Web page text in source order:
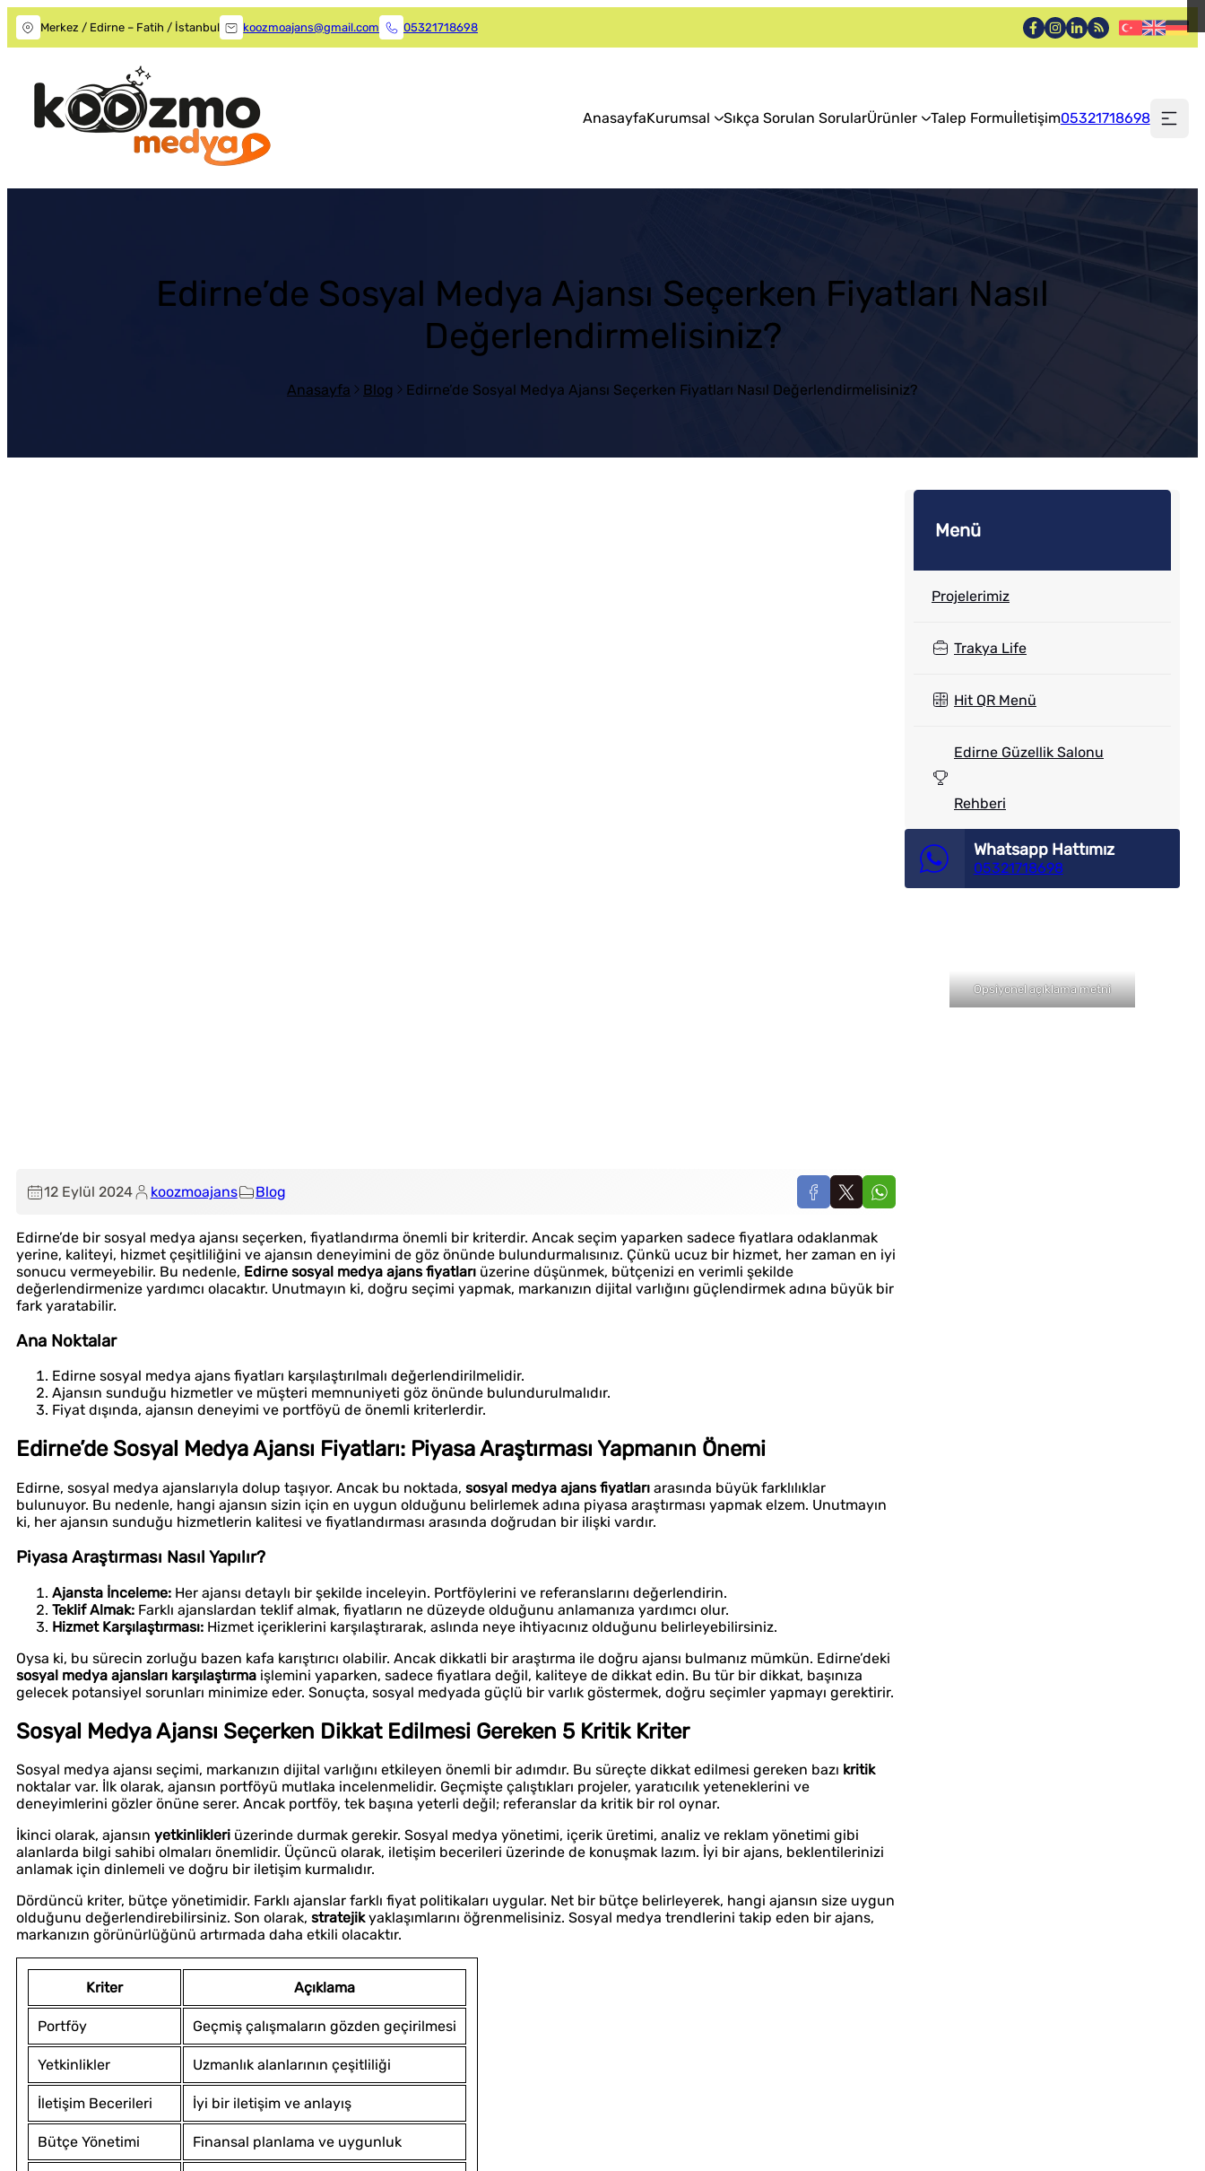
Merkez / Edirne – Fatih / İstanbul koozmoajans@gmail.com 05321718698
AnasayfaKurumsal Sıkça Sorulan SorularÜrünler Talep Formuİletişim05321718698
Edirne’de Sosyal Medya Ajansı Seçerken Fiyatları Nasıl
Değerlendirmelisiniz?
Anasayfa Blog Edirne’de Sosyal Medya Ajansı Seçerken Fiyatları Nasıl Değerlendirmelisiniz?
12 Eylül 2024 koozmoajans Blog
Edirne’de bir sosyal medya ajansı seçerken, fiyatlandırma önemli bir kriterdir. Ancak seçim yaparken sadece fiyatlara odaklanmak
yerine, kaliteyi, hizmet çeşitliliğini ve ajansın deneyimini de göz önünde bulundurmalısınız. Çünkü ucuz bir hizmet, her zaman en iyi
sonucu vermeyebilir. Bu nedenle, Edirne sosyal medya ajans fiyatları üzerine düşünmek, bütçenizi en verimli şekilde
değerlendirmenize yardımcı olacaktır. Unutmayın ki, doğru seçimi yapmak, markanızın dijital varlığını güçlendirmek adına büyük bir
fark yaratabilir.
Ana Noktalar
Edirne sosyal medya ajans fiyatları karşılaştırılmalı değerlendirilmelidir.
Ajansın sunduğu hizmetler ve müşteri memnuniyeti göz önünde bulundurulmalıdır.
Fiyat dışında, ajansın deneyimi ve portföyü de önemli kriterlerdir.
Edirne’de Sosyal Medya Ajansı Fiyatları: Piyasa Araştırması Yapmanın Önemi
Edirne, sosyal medya ajanslarıyla dolup taşıyor. Ancak bu noktada, sosyal medya ajans fiyatları arasında büyük farklılıklar
bulunuyor. Bu nedenle, hangi ajansın sizin için en uygun olduğunu belirlemek adına piyasa araştırması yapmak elzem. Unutmayın
ki, her ajansın sunduğu hizmetlerin kalitesi ve fiyatlandırması arasında doğrudan bir ilişki vardır.
Piyasa Araştırması Nasıl Yapılır?
Ajansta İnceleme: Her ajansı detaylı bir şekilde inceleyin. Portföylerini ve referanslarını değerlendirin.
Teklif Almak: Farklı ajanslardan teklif almak, fiyatların ne düzeyde olduğunu anlamanıza yardımcı olur.
Hizmet Karşılaştırması: Hizmet içeriklerini karşılaştırarak, aslında neye ihtiyacınız olduğunu belirleyebilirsiniz.
Oysa ki, bu sürecin zorluğu bazen kafa karıştırıcı olabilir. Ancak dikkatli bir araştırma ile doğru ajansı bulmanız mümkün. Edirne’deki
sosyal medya ajansları karşılaştırma işlemini yaparken, sadece fiyatlara değil, kaliteye de dikkat edin. Bu tür bir dikkat, başınıza
gelecek potansiyel sorunları minimize eder. Sonuçta, sosyal medyada güçlü bir varlık göstermek, doğru seçimler yapmayı gerektirir.
Sosyal Medya Ajansı Seçerken Dikkat Edilmesi Gereken 5 Kritik Kriter
Sosyal medya ajansı seçimi, markanızın dijital varlığını etkileyen önemli bir adımdır. Bu süreçte dikkat edilmesi gereken bazı kritik
noktalar var. İlk olarak, ajansın portföyü mutlaka incelenmelidir. Geçmişte çalıştıkları projeler, yaratıcılık yeteneklerini ve
deneyimlerini gözler önüne serer. Ancak portföy, tek başına yeterli değil; referanslar da kritik bir rol oynar.
İkinci olarak, ajansın yetkinlikleri üzerinde durmak gerekir. Sosyal medya yönetimi, içerik üretimi, analiz ve reklam yönetimi gibi
alanlarda bilgi sahibi olmaları önemlidir. Üçüncü olarak, iletişim becerileri üzerinde de konuşmak lazım. İyi bir ajans, beklentilerinizi
anlamak için dinlemeli ve doğru bir iletişim kurmalıdır.
Dördüncü kriter, bütçe yönetimidir. Farklı ajanslar farklı fiyat politikaları uygular. Net bir bütçe belirleyerek, hangi ajansın size uygun
olduğunu değerlendirebilirsiniz. Son olarak, stratejikyaklaşımlarını öğrenmelisiniz. Sosyal medya trendlerini takip eden bir ajans,
markanızın görünürlüğünü artırmada daha etkili olacaktır.
Kriter Açıklama
Portföy Geçmiş çalışmaların gözden geçirilmesi
Yetkinlikler Uzmanlık alanlarının çeşitliliği
İletişim Becerileri İyi bir iletişim ve anlayış
Bütçe Yönetimi Finansal planlama ve uygunluk
Menü
Projelerimiz
Trakya Life
Hit QR Menü
Edirne Güzellik Salonu
Rehberi
Whatsapp Hattımız
05321718698
Opsiyonel açıklama metni